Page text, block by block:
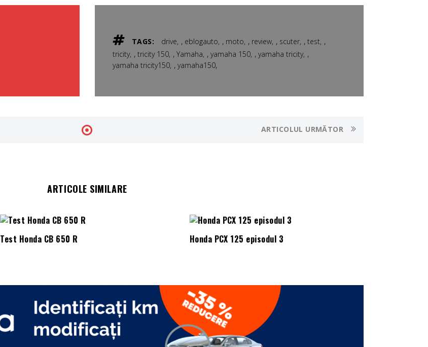
TAGS: drive , eblogauto , moto , review , scuter ,test ,
tricity , tricity 150 , Yamaha , yamaha 150 , yamaha tricity ,
yamaha tricity150 , yamaha150,
ARTICOLUL URMĂTOR
ARTICOLE SIMILARE
Test Honda CB 650 R Honda PCX 125 episodul 3